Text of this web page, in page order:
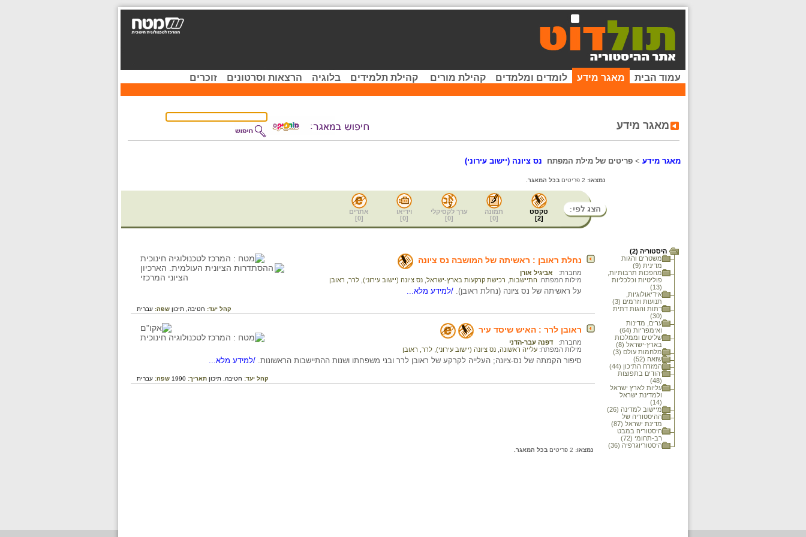
עמוד הבית מאגר מידע לומדים ומלמדים קהילת מורים קהילת תלמידים בלוגיה הרצאות וסרטונים זוכרים
מאגר מידע
מאגר מידע > פריטים של מילת המפתח נס ציונה (יישוב עירוני)
נמצאו: בכל המאגר.
טקסט
[
2
]
תמונה
[
0
]
ערך לקסיקלי
[
0
]
וידיאו
[
0
]
אתרים
[
0
]
היסטוריה (2)
משטרים והגות
מדינית (9)
מהפכות תרבותיות,
פוליטיות וכלכליות
(13)
אידיאולוגיות,
תנועות וזרמים (3)
דתות והגות דתית
(30)
ערים, מדינות
ואימפריות (64)
שליטים וממלכות
בארץ-ישראל (8)
מלחמות עולם (3)
שואה (52)
המזרח התיכון (44)
יהודים בתפוצות
(48)
עליות לארץ ישראל
ולמדינת ישראל
(14)
מיישוב למדינה (26)
ההיסטוריה של
מדינת ישראל (87)
היסטוריה במבט
רב-תחומי (72)
היסטוריוגרפיה (36)
נחלת ראובן : ראשיתה של המושבה נס ציונה
מחברת:
אביגיל אורן
מילות המפתח: התיישבות רכישת קרקעות בארץ-ישראל נס ציונה (יישוב עירוני) לרר, ראובן
על ראשיתה של נס ציונה (נחלת ראובן). /למידע מלא...
קהל יעד: חטיבה, תיכון שפה: עברית
ראובן לרר : האיש שיסד עיר
מחברת:
דפנה עבר-הדני
מילות המפתח: עלייה ראשונה נס ציונה (יישוב עירוני) לרר, ראובן
סיפור הקמתה של נס-ציונה; העלייה לקרקע של ראובן לרר ובני משפחתו ושנות ההתיישבות הראשונות. /למידע מלא...
קהל יעד: חטיבה, תיכון תאריך: 1990 שפה: עברית
נמצאו: בכל המאגר.